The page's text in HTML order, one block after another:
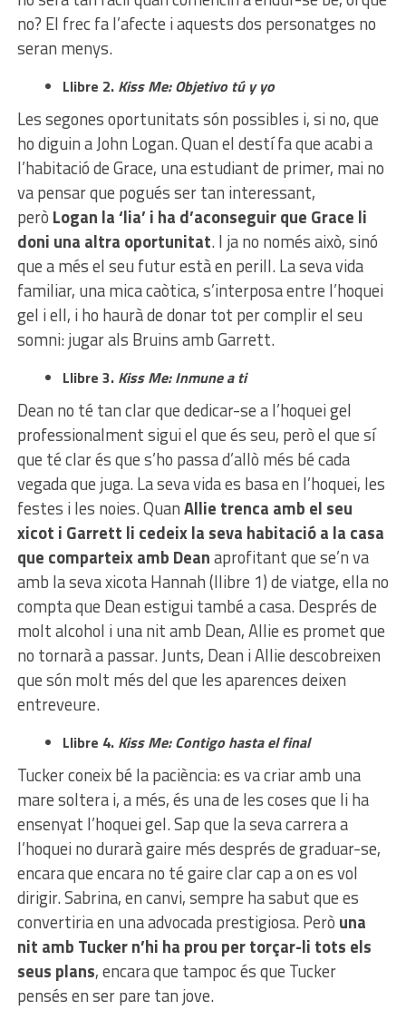
no? El frec fa l’afecte i aquests dos personatges no
seran menys.
Llibre 2.Kiss Me: Objetivo tú y yo
Les segones oportunitats són possibles i, si no, que
ho diguin a John Logan. Quan el destí fa que acabi a
l’habitació de Grace, una estudiant de primer, mai no
va pensar que pogués ser tan interessant,
però Logan la ‘lia’ i ha d’aconseguir que Grace li
doni una altra oportunitat. I ja no només això, sinó
que a més el seu futur està en perill. La seva vida
familiar, una mica caòtica, s’interposa entre l’hoquei
gel i ell, i ho haurà de donar tot per complir el seu
somni: jugar als Bruins amb Garrett.
Llibre 3. Kiss Me: Inmune a ti
Dean no té tan clar que dedicar-se a l’hoquei gel
professionalment sigui el que és seu, però el que sí
que té clar és que s’ho passa d’allò més bé cada
vegada que juga. La seva vida es basa en l’hoquei, les
festes i les noies. QuanAllie trenca amb el seu
xicot i Garrett li cedeix la seva habitació a la casa
que comparteix amb Deanaprofitant que se’n va
amb la seva xicota Hannah (llibre 1) de viatge, ella no
compta que Dean estigui també a casa. Després de
molt alcohol i una nit amb Dean, Allie es promet que
no tornarà a passar. Junts, Dean i Allie descobreixen
que són molt més del que les aparences deixen
entreveure.
Llibre 4.Kiss Me: Contigo hasta el final
Tucker coneix bé la paciència: es va criar amb una
mare soltera i, a més, és una de les coses que li ha
ensenyat l’hoquei gel. Sap que la seva carrera a
l’hoquei no durarà gaire més després de graduar-se,
encara que encara no té gaire clar cap a on es vol
dirigir. Sabrina, en canvi, sempre ha sabut que es
convertiria en una advocada prestigiosa. Però una
nit amb Tucker n’hi ha prou per torçar-li tots els
seus plans, encara que tampoc és que Tucker
pensés en ser pare tan jove.